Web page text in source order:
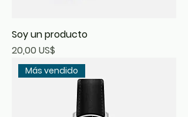
Soy un producto
Precio
20,00 US$
Más vendido